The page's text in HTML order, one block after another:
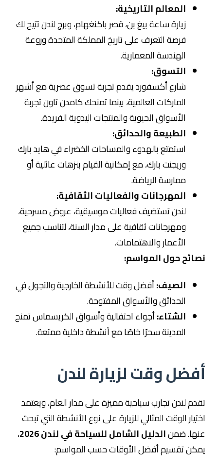
المعالم التاريخية:
زيارة ساعة بيغ بن، قصر باكنغهام، وبرج لندن تتيح لك
فرصة التعرف على تاريخ المملكة المتحدة وروعة
الهندسة المعمارية.
التسوق:
شارع أكسفورد يقدم تجربة تسوق عصرية مع أشهر
الماركات العالمية، بينما تمنحك كامدن تاون تجربة
الأسواق الحيوية والمنتجات اليدوية الفريدة.
الطبيعة والحدائق:
استمتع بالهدوء والمساحات الخضراء في هايد بارك
وريجنت بارك، مع إمكانية القيام بنزهات عائلية أو
ممارسة الرياضة.
المهرجانات والفعاليات الثقافية:
لندن تستضيف فعاليات موسيقية، عروض مسرحية،
ومهرجانات ثقافية على مدار السنة، لتناسب جميع
الأعمار والاهتمامات.
نصائح حول المواسم:
الصيف:أفضل وقت للأنشطة الخارجية والتجول في
الحدائق والأسواق المفتوحة.
الشتاء:أجواء احتفالية وأسواق الكريسماس تمنح
المدينة سحرًا خاصًا مع أنشطة داخلية ممتعة.
أفضل وقت لزيارة لندن
تقدم لندن تجارب سياحية مميزة على مدار العام، ويعتمد
اختيار الوقت المثالي للزيارة على نوع الأنشطة التي تبحث
عنها. ضمنالدليل الشامل للسياحة في لندن 2026
،
يمكن تقسيم أفضل الأوقات حسب المواسم: